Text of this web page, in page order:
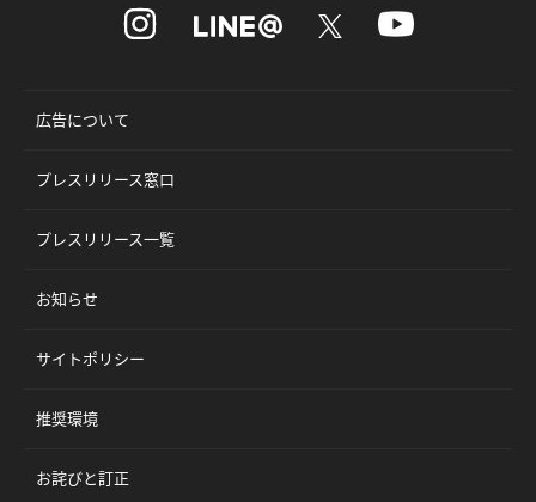
広告について
プレスリリース窓口
プレスリリース一覧
お知らせ
サイトポリシー
推奨環境
お詫びと訂正